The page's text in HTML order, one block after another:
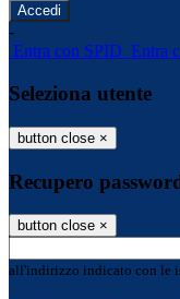
-
Entra con SPID Entra
Seleziona utente
button close ×
Recupero
button close ×
all'indirizzo indicato con le